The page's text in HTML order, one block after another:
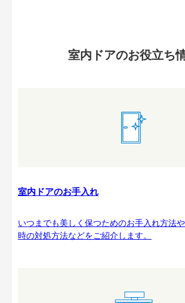
室内ドアのお役立ち
室内ドアのお手入れ
いつまでも美しく保つためのお手入れ方法
時の対処方法などをご紹介します。